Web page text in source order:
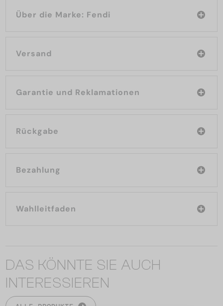
Über die Marke: Fendi
Versand
Garantie und Reklamationen
Rückgabe
Bezahlung
Wahlleitfaden
DAS KÖNNTE SIE AUCH
INTERESSIEREN